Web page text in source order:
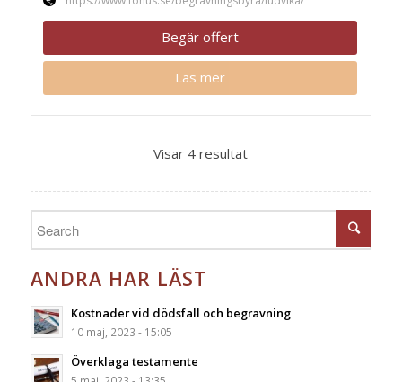
Begär offert
Läs mer
Visar 4 resultat
ANDRA HAR LÄST
Kostnader vid dödsfall och begravning
10 maj, 2023 - 15:05
Överklaga testamente